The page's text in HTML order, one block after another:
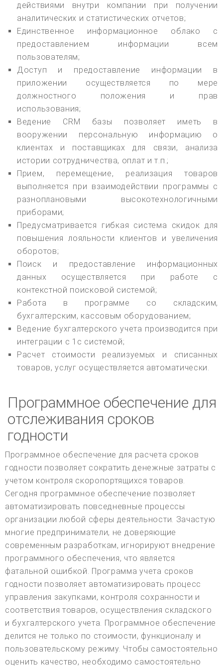
действиями внутри компании при получении
аналитических и статистических отчетов;
Единственное информационное облако с
предоставлением информации всем
пользователям;
Доступ и предоставление информации в
приложении осуществляется по мере
должностного положения и прав
использования;
Ведение CRM базы позволяет иметь в
вооружении персональную информацию о
клиентах и поставщиках для связи, анализа
истории сотрудничества, оплат и т.п.;
Прием, перемещение, реализация товаров
выполняется при взаимодействии программы с
разноплановыми высокотехнологичными
приборами;
Предусматривается гибкая система скидок для
повышения лояльности клиентов и увеличения
оборотов;
Поиск и предоставление информационных
данных осуществляется при работе с
контекстной поисковой системой;
Работа в программе со складским,
бухгалтерским, кассовым оборудованием;
Ведение бухгалтерского учета производится при
интеграции с 1с системой;
Расчет стоимости реализуемых и списанных
товаров, услуг осуществляется автоматически.
Программное обеспечение для
отслеживания сроков
годности
Программное обеспечение для расчета сроков
годности позволяет сократить денежные затраты с
учетом контроля скоропортящихся товаров.
Сегодня программное обеспечение позволяет
автоматизировать повседневные процессы
организации любой сферы деятельности. Зачастую
многие предприниматели, не доверяющие
современным разработкам, игнорируют внедрение
программного обеспечения, что является
фатальной ошибкой. Программа учета сроков
годности позволяет автоматизировать процесс
управления закупками, контроля сохранности и
соответствия товаров, осуществления складского
и бухгалтерского учета. Программное обеспечение
делится не только по стоимости, функционалу и
пользовательскому режиму. Чтобы самостоятельно
оценить качество, необходимо самостоятельно